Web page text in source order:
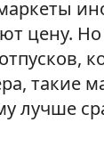
цену.
такие
лучше